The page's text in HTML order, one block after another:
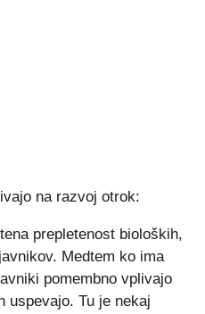
na razvoj otrok:
prepletenost bioloških,
Medtem ko ima
pomembno vplivajo
uspevajo. Tu je nekaj